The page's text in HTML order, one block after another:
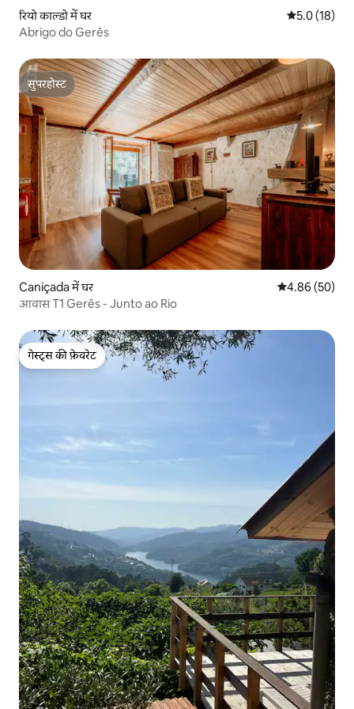
रियो काल्डो में घर औसत रेटिंग 5
5.0 (18)
Abrigo do Gerês
सुपरहोस्ट
सुपरहोस्ट
Caniçada में घर औसत रेटिंग 5 में
4.86 (50)
आवास T1 Gerês - Junto ao Rio
गेस्ट्स की फ़ेवरेट
गेस्ट्स की फ़ेवरेट